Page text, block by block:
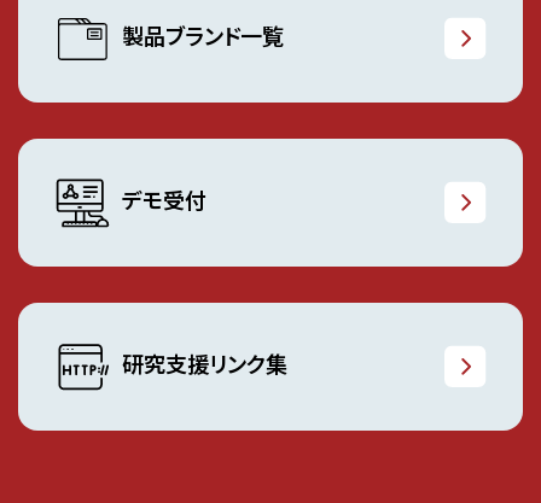
製品ブランド一覧
デモ受付
研究支援リンク集